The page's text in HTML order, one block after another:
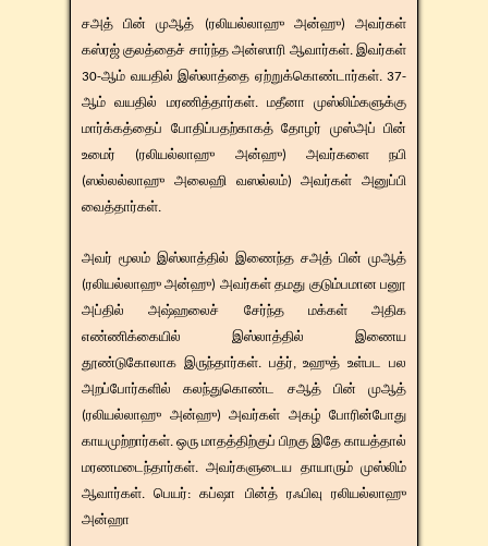
சஅத் பின் முஆத் (ரலியல்லாஹு அன்ஹு) அவர்கள்
கஸ்ரஜ் குலத்தைச் சார்ந்த அன்ஸாரி ஆவார்கள். இவர்கள்
30-ஆம் வயதில் இஸ்லாத்தை ஏற்றுக்கொண்டார்கள். 37-
ஆம் வயதில் மரணித்தார்கள். மதீனா முஸ்லிம்களுக்கு
மார்க்கத்தைப் போதிப்பதற்காகத் தோழர் முஸ்அப் பின்
உமைர் (ரலியல்லாஹு அன்ஹு) அவர்களை நபி
(ஸல்லல்லாஹு அலைஹி வஸல்லம்) அவர்கள் அனுப்பி
வைத்தார்கள்.
​​அவர் மூலம் இஸ்லாத்தில் இணைந்த சஅத் பின் முஆத்
(ரலியல்லாஹு அன்ஹு) அவர்கள் தமது குடும்பமான பனூ
அப்தில் அஷ்ஹலைச் சேர்ந்த மக்கள் அதிக
எண்ணிக்கையில் இஸ்லாத்தில் இணைய
தூண்டுகோலாக இருந்தார்கள். பத்ர், உஹுத் உள்பட பல
அறப்போர்களில் கலந்துகொண்ட சஆத் பின் முஆத்
(ரலியல்லாஹு அன்ஹு) அவர்கள் அகழ் போரின்போது
காயமுற்றார்கள். ஒரு மாதத்திற்குப் பிறகு இதே காயத்தால்
மரணமடைந்தார்கள். அவர்களுடைய தாயாரும் முஸ்லிம்
ஆவார்கள். பெயர்: கப்ஷா பின்த் ரஃபிவு ரலியல்லாஹு
அன்ஹா